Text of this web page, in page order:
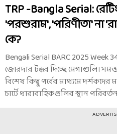
TRP -Bangla Serial:
'পরশুরাম', 'পরিণীতা' না
কে?
Bengali Serial BARC 2025
জোরদার টক্কর দিচ্ছে মেগাগুলি।
বিশেষ কিছু পর্বের মাধ্যমে দর্শকদের
চার্টে ধারাবাহিকগুলির স্থান